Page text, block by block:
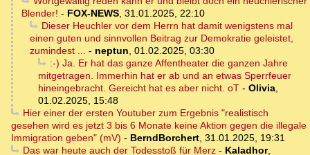
Blender! - FOX-NEWS, 31.01.2025, 22:10
Dieser Heuchler vor dem Herrn hat damit wenigstens mal
einen guten und sinnvollen Beitrag zur Demokratie geleistet,
zumindest ... - neptun, 01.02.2025, 03:30
:-) Ja. Er hat das ganze Affentheater die ganzen Jahre
mitgetragen. Immerhin hat er ab und an etwas Sperrfeuer
hineingebracht. Gereicht hat es aber nicht. oT - Olivia,
01.02.2025, 15:48
Hier einer der ersten Youtuber zum Ergebnis "realistisch
gesehen wird es jetzt 3 bis 6 Monate keine Aktion gegen die illegale
Immigration geben" (mV) - BerndBorchert, 31.01.2025, 19:31
Das war heute auch der Todesstoß für Merz- Kaladhor,